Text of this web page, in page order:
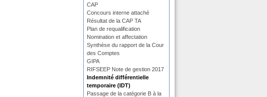
CAP
Concours interne attaché
Résultat de la CAP TA
Plan de requalification
Nomination et affectation
Synthèse du rapport de la Cour
des Comptes
GIPA
RIFSEEP Note de gestion 2017
Indemnité différentielle
temporaire (IDT)
Passage de la catégorie B à la